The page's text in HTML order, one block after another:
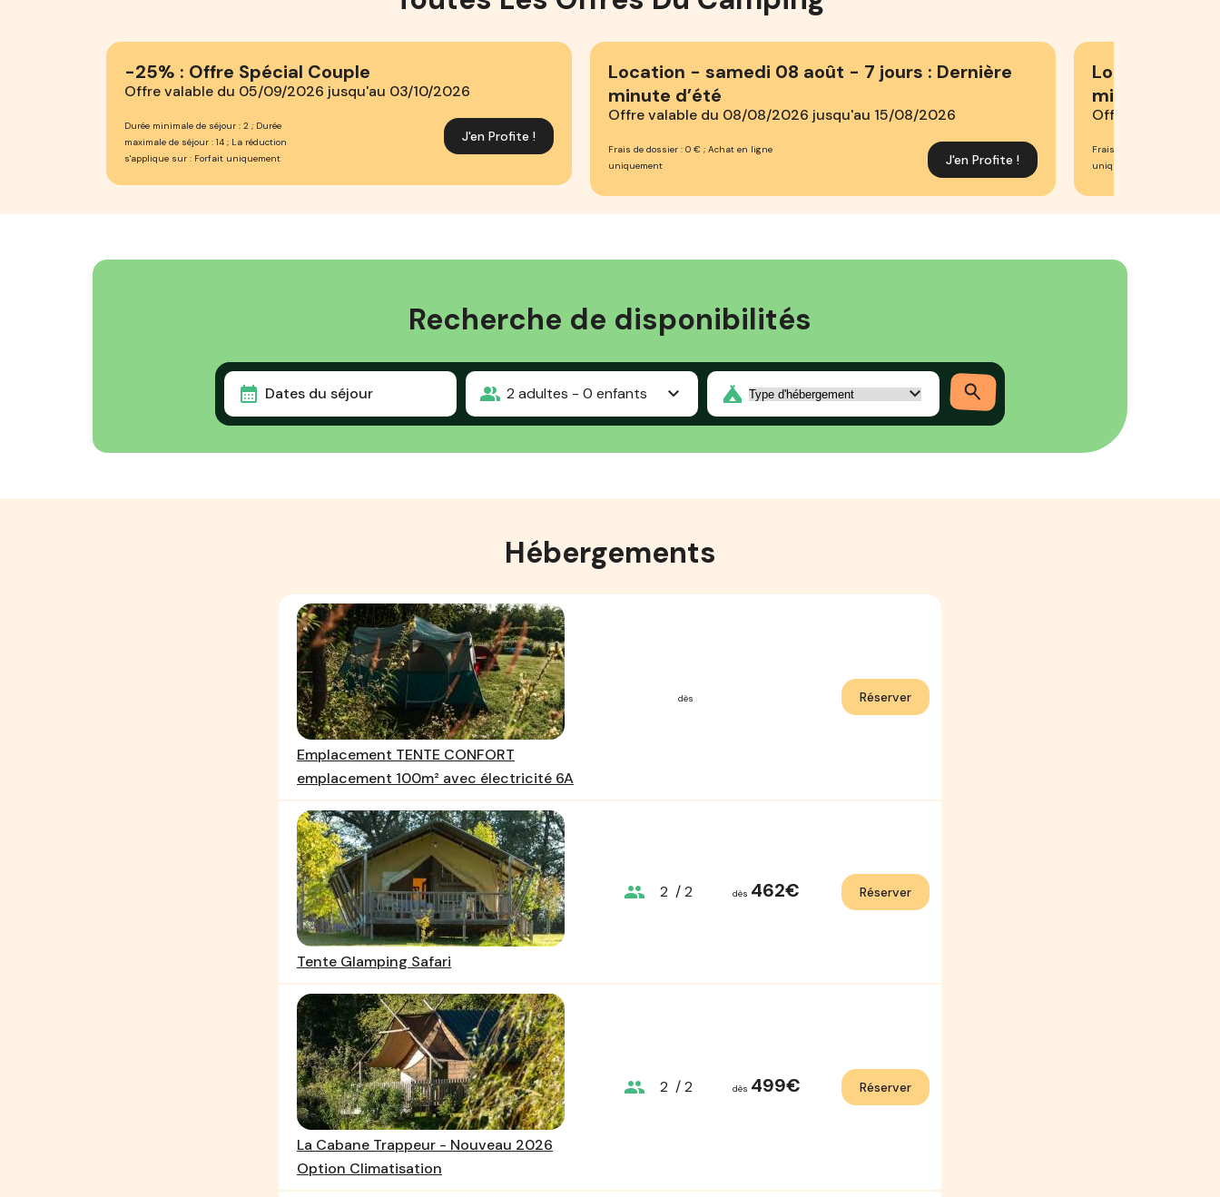
-25% : Offre Spécial Couple
Offre valable du 05/09/2026 jusqu'au 03/10/2026
Durée minimale de séjour : 2 ; Durée
maximale de séjour : 14 ; La réduction
s'applique sur : Forfait uniquement
J'en Profite !
Location - samedi 08 août - 7 jours : Dernière
minute d’été
Offre valable du 08/08/2026 jusqu'au 15/08/2026
Frais de dossier : 0 € ; Achat en ligne
uniquement
J'en Profite !
Location -
minute d’été
Offre valable du
Frais de dossier : 10 € ;
uniquement
Recherche de disponibilités
Dates du séjour 2 adultes - 0 enfants
Hébergements
Emplacement TENTE CONFORT
emplacement 100m² avec électricité 6A
dès Réserver
Tente Glamping Safari
group 2 / 2 dès 462€ Réserver
La Cabane Trappeur - Nouveau 2026
Option Climatisation
group 2 / 2 dès 499€ Réserver